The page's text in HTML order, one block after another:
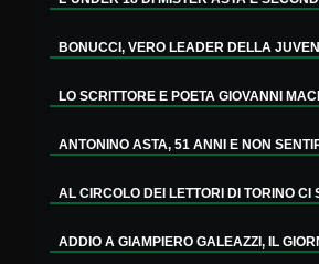
BONUCCI, VERO LEADER DELLA
LO SCRITTORE E POETA GIOVANNI
ANTONINO ASTA, 51 ANNI E NON
AL CIRCOLO DEI LETTORI DI TORINO
ADDIO A GIAMPIERO GALEAZZI, IL